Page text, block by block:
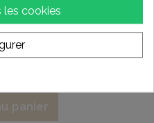
- SPdif Rca / Rca -...
panier
les cookies